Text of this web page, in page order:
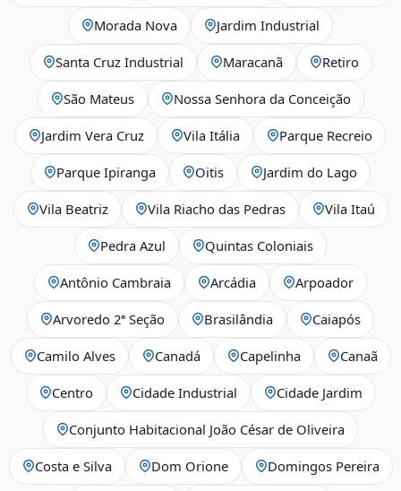
Morada Nova Jardim Industrial
Santa Cruz Industrial Maracanã Retiro
São Mateus Nossa Senhora da Conceição
Jardim Vera Cruz Vila Itália Parque Recreio
Parque Ipiranga Oitis Jardim do Lago
Vila Beatriz Vila Riacho das Pedras Vila Itaú
Pedra Azul Quintas Coloniais
Antônio Cambraia Arcádia Arpoador
Arvoredo 2ª Seção Brasilândia Caiapós
Camilo Alves Canadá Capelinha Canaã
Centro Cidade Industrial Cidade Jardim
Conjunto Habitacional João César de Oliveira
Costa e Silva Dom Orione Domingos Pereira